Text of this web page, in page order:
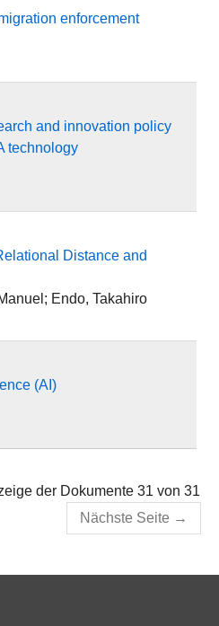
enforcement
and innovation policy
technology
Distance and
Endo, Takahiro
(AI)
der Dokumente 31 von 31
Nächste Seite →